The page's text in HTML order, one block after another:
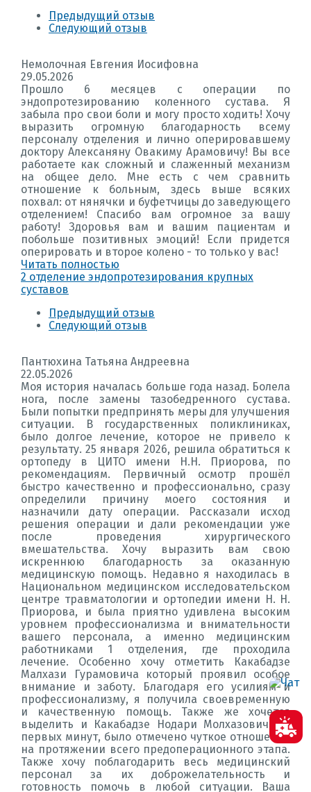
Предыдущий отзыв
Следующий отзыв
Немолочная Евгения Иосифовна
29.05.2026
Прошло 6 месяцев с операции по
эндопротезированию коленного сустава. Я
забыла про свои боли и могу просто ходить! Хочу
выразить огромную благодарность всему
персоналу отделения и лично оперировавшему
доктору Алексаняну Овакиму Арамовичу! Вы все
работаете как сложный и слаженный механизм
на общее дело. Мне есть с чем сравнить
отношение к больным, здесь выше всяких
похвал: от нянячки и буфетчицы до заведующего
отделением! Спасибо вам огромное за вашу
работу! Здоровья вам и вашим пациентам и
побольше позитивных эмоций! Если придется
оперировать и второе колено - то только у вас!
Читать полностью
2 отделение эндопротезирования крупных
суставов
Предыдущий отзыв
Следующий отзыв
Пантюхина Татьяна Андреевна
22.05.2026
Моя история началась больше года назад. Болела
нога, после замены тазобедренного сустава.
Были попытки предпринять меры для улучшения
ситуации. В государственных поликлиниках,
было долгое лечение, которое не привело к
результату. 25 января 2026, решила обратиться к
ортопеду в ЦИТО имени Н.Н. Приорова, по
рекомендациям. Первичный осмотр прошёл
быстро качественно и профессионально, сразу
определили причину моего состояния и
назначили дату операции. Рассказали исход
решения операции и дали рекомендации уже
после проведения хирургического
вмешательства. Хочу выразить вам свою
искреннюю благодарность за оказанную
медицинскую помощь. Недавно я находилась в
Национальном медицинском исследовательском
центре травматологии и ортопедии имени Н. Н.
Приорова, и была приятно удивлена высоким
уровнем профессионализма и внимательности
вашего персонала, а именно медицинским
работниками 1 отделения, где проходила
лечение. Особенно хочу отметить Какабадзе
Малхази Гурамовича который проявил особое
внимание и заботу. Благодаря его усилиям и
профессионализму, я получила своевременную
и качественную помощь. Также же хочется
выделить и Какабадзе Нодари Молхазовича, с
первых минут, было отмечено чуткое отношение
на протяжении всего предоперационного этапа.
Также хочу поблагодарить весь медицинский
персонал за их доброжелательность и
готовность помочь в любой ситуации. Ваша